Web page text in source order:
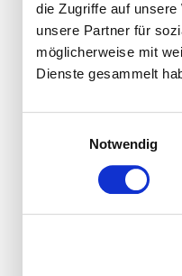
die Zugriffe auf
unsere Partner für
möglicherweise mit
Dienste gesammelt
Notwendig